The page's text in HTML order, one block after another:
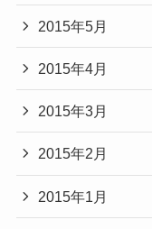
2015年5月
2015年4月
2015年3月
2015年2月
2015年1月